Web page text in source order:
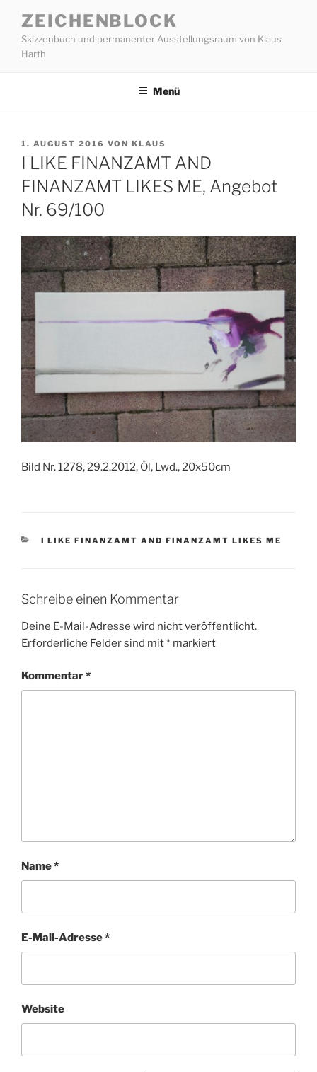
Inhalt
springen
ZEICHENBLOCK
Skizzenbuch und permanenter Ausstellungsraum von Klaus
Harth
Menü
VERÖFFENTLICHT
AM
1. AUGUST 2016 VON KLAUS
I LIKE FINANZAMT AND
FINANZAMT LIKES ME, Angebot
Nr. 69/100
Bild Nr. 1278, 29.2.2012, Öl, Lwd., 20x50cm
KATEGORIEN
I LIKE FINANZAMT AND FINANZAMT LIKES ME
Schreibe einen Kommentar
Deine E-Mail-Adresse wird nicht veröffentlicht.
Erforderliche Felder sind mit* markiert
Kommentar*
Name*
E-Mail-Adresse*
Website